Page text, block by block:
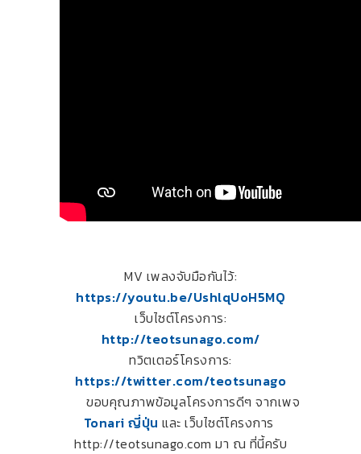
MV เพลงจับมือกันไว้:
https://youtu.be/UshlqUoH5MQ
เว็บไซต์โครงการ:
http://teotsunago.com/
ทวิตเตอร์โครงการ:
https://twitter.com/teotsunago
ขอบคุณภาพข้อมูลโครงการดีๆ จากเพจ
Tonari ญี่ปุ่น และ เว็บไซต์โครงการ
http://teotsunago.com มา ณ ที่นี้ครับ